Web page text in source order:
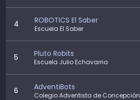
4 ROBOTICS El Saber
Escuela El Saber
5 Pluto Robits
Escuela Julio Echavarria
6 AdventiBots
Colegio Adventista de Concepción